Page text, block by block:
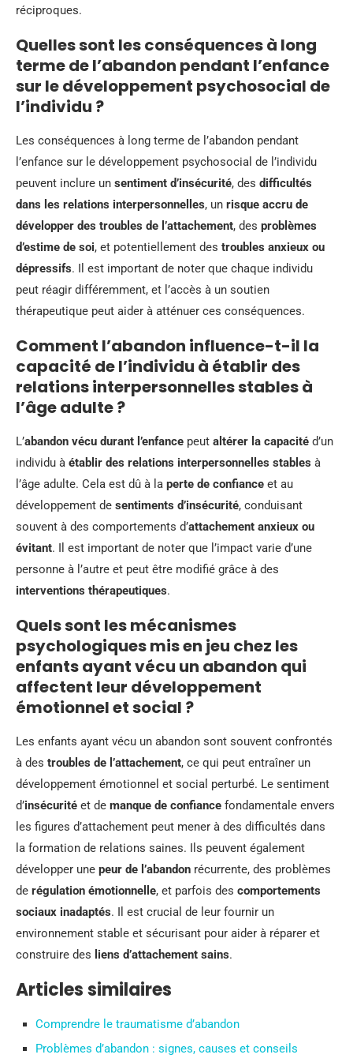
réciproques.
Quelles sont les conséquences à long
terme de l’abandon pendant l’enfance
sur le développement psychosocial de
l’individu ?
Les conséquences à long terme de l’abandon pendant
l’enfance sur le développement psychosocial de l’individu
peuvent inclure un sentiment d’insécurité, des difficultés
dans les relations interpersonnelles, un risque accru de
développer des troubles de l’attachement, des problèmes
d’estime de soi, et potentiellement des troubles anxieux ou
dépressifs. Il est important de noter que chaque individu
peut réagir différemment, et l’accès à un soutien
thérapeutique peut aider à atténuer ces conséquences.
Comment l’abandon influence-t-il la
capacité de l’individu à établir des
relations interpersonnelles stables à
l’âge adulte ?
L’abandon vécu durant l’enfance peut altérer la capacité d’un
individu à établir des relations interpersonnelles stables à
l’âge adulte. Cela est dû à la perte de confiance et au
développement de sentiments d’insécurité, conduisant
souvent à des comportements d’attachement anxieux ou
évitant. Il est important de noter que l’impact varie d’une
personne à l’autre et peut être modifié grâce à des
interventions thérapeutiques.
Quels sont les mécanismes
psychologiques mis en jeu chez les
enfants ayant vécu un abandon qui
affectent leur développement
émotionnel et social ?
Les enfants ayant vécu un abandon sont souvent confrontés
à des troubles de l’attachement, ce qui peut entraîner un
développement émotionnel et social perturbé. Le sentiment
d’insécurité et de manque de confiance fondamentale envers
les figures d’attachement peut mener à des difficultés dans
la formation de relations saines. Ils peuvent également
développer une peur de l’abandon récurrente, des problèmes
de régulation émotionnelle, et parfois des comportements
sociaux inadaptés. Il est crucial de leur fournir un
environnement stable et sécurisant pour aider à réparer et
construire des liens d’attachement sains.
Articles similaires
Comprendre le traumatisme d’abandon
Problèmes d’abandon : signes, causes et conseils